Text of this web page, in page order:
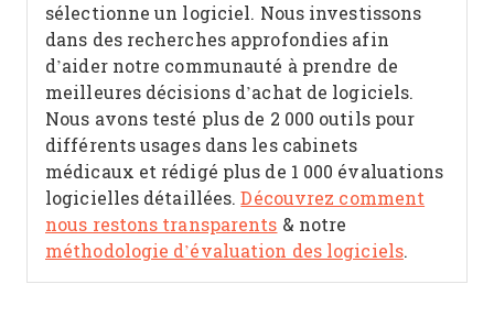
sélectionne un logiciel. Nous investissons
dans des recherches approfondies afin
d’aider notre communauté à prendre de
meilleures décisions d’achat de logiciels.
Nous avons testé plus de 2 000 outils pour
différents usages dans les cabinets
médicaux et rédigé plus de 1 000 évaluations
logicielles détaillées.Découvrez comment
nous restons transparents & notre
méthodologie d’évaluation des logiciels.